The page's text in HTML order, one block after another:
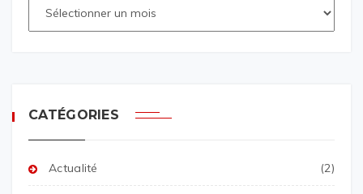
CATÉGORIES
Actualité (2)